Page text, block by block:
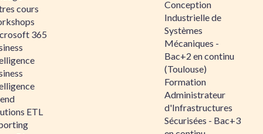
cours
365
ETL
Conception
Industrielle de
Systèmes
Mécaniques -
Bac+2 en continu
(Toulouse)
Formation
Administrateur
d'Infrastructures
Sécurisées - Bac+3